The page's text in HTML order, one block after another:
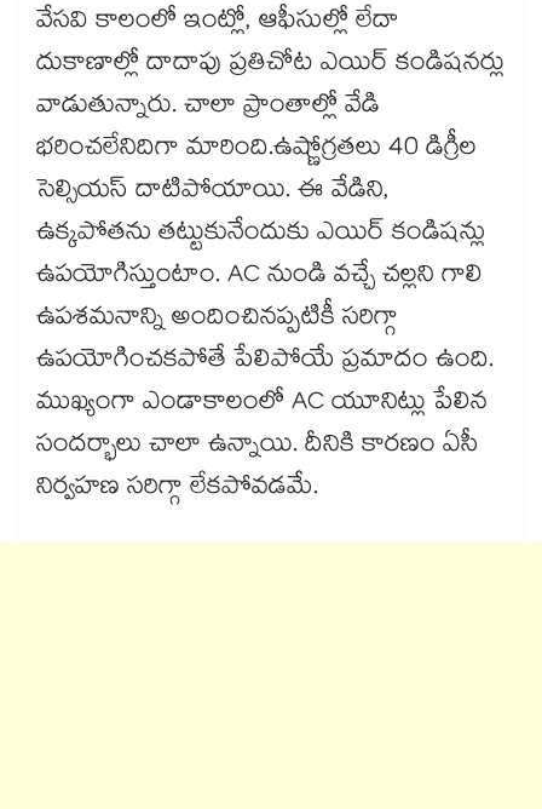
వేసవి కాలంలో ఇంట్లో, ఆఫీసుల్లో లేదా
దుకాణాల్లో దాదాపు ప్రతిచోట ఎయిర్ కండిషనర్లు
వాడుతున్నారు. చాలా ప్రాంతాల్లో వేడి
భరించలేనిదిగా మారింది.ఉష్ణోగ్రతలు 40 డిగ్రీల
సెల్సియస్ దాటిపోయాయి. ఈ వేడిని,
ఉక్కపోతను తట్టుకునేందుకు ఎయిర్ కండిషన్లు
ఉపయోగిస్తుంటాం. AC నుండి వచ్చే చల్లని గాలి
ఉపశమనాన్ని అందించినప్పటికీ సరిగ్గా
ఉపయోగించకపోతే పేలిపోయే ప్రమాదం ఉంది.
ముఖ్యంగా ఎండాకాలంలో AC యూనిట్లు పేలిన
సందర్భాలు చాలా ఉన్నాయి. దీనికి కారణం ఏసీ
నిర్వహణ సరిగ్గా లేకపోవడమే.